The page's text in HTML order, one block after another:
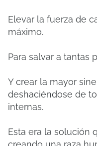
Elevar la fuerza de
máximo.
Para salvar a tantas
Y crear la mayor
deshaciéndose de
internas.
Esta era la solución